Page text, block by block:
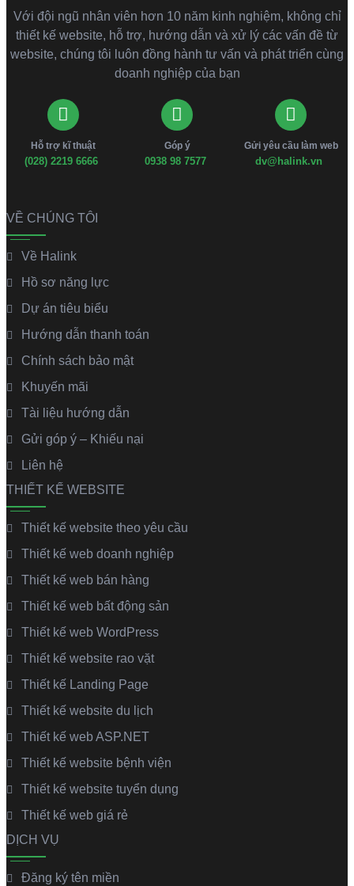
Với đội ngũ nhân viên hơn 10 năm kinh nghiệm, không chỉ
thiết kế website, hỗ trợ, hướng dẫn và xử lý các vấn đề từ
website, chúng tôi luôn đồng hành tư vấn và phát triển cùng
doanh nghiệp của bạn
Hỗ trợ kĩ thuật
(028) 2219 6666
Góp ý
0938 98 7577
Gửi yêu cầu làm web
dv@halink.vn
VỀ CHÚNG TÔI
Về Halink
Hồ sơ năng lực
Dự án tiêu biểu
Hướng dẫn thanh toán
Chính sách bảo mật
Khuyến mãi
Tài liệu hướng dẫn
Gửi góp ý – Khiếu nại
Liên hệ
THIẾT KẾ WEBSITE
Thiết kế website theo yêu cầu
Thiết kế web doanh nghiệp
Thiết kế web bán hàng
Thiết kế web bất động sản
Thiết kế web WordPress
Thiết kế website rao vặt
Thiết kế Landing Page
Thiết kế website du lịch
Thiết kế web ASP.NET
Thiết kế website bệnh viện
Thiết kế website tuyển dụng
Thiết kế web giá rẻ
DỊCH VỤ
Đăng ký tên miền